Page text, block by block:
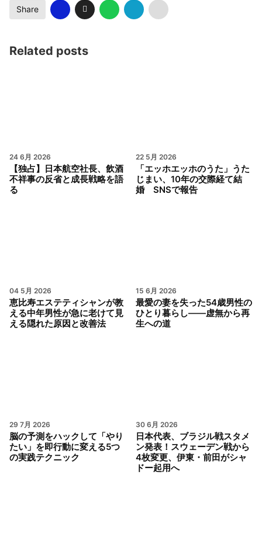
Share
Related posts
24 6月 2026
【独占】日本航空社長、飲酒
不祥事の反省と成長戦略を語
る
22 5月 2026
「エッホエッホのうた」うた
じまい、10年の交際経て結
婚 SNSで報告
04 5月 2026
恵比寿エステティシャンが教
える中年男性が急に老けて見
える隠れた原因と改善法
15 6月 2026
最愛の妻を失った54歳男性の
ひとり暮らし——虚無から再
生への道
29 7月 2026
脳の予測をハックして「やり
たい」を即行動に変える5つ
の実践テクニック
30 6月 2026
日本代表、ブラジル戦スタメ
ン発表！スウェーデン戦から
4枚変更、伊東・前田がシャ
ドー起用へ